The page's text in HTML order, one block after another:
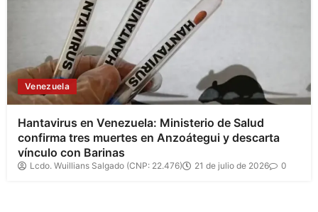
Venezuela
Hantavirus en Venezuela: Ministerio de Salud
confirma tres muertes en Anzoátegui y descarta
vínculo con Barinas
Lcdo. Wuillians Salgado (CNP: 22.476) 21 de julio de 2026 0